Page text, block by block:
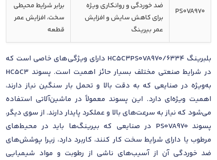
PS0VA970
ضد خوردگی و روانکاری ویژه
برای کاهش سایش و افزایش
عمر بیرینگ
برابر شرایط محیطی
سخت، افزایش عمر
قطعه
بلبرینگ 6334/HC5C3PS0VA970 دارای ویژگی‌های خاصی است که
در شرایط صنعتی مختلف بسیار حائز اهمیت است. پسوند HC5C3
به‌ویژه در صنایعی که به دقت بالا و تحمل بار سنگین نیاز دارند،
اهمیت ویژه‌ای دارد. این پسوند معمولاً در ماشین‌آلاتی استفاده
می‌شود که نیاز به سرعت‌های بالا و عملکرد پایدار دارند. از سوی دیگر،
پسوند PS0VA970 در صنایعی که بیرینگ‌ها باید در محیط‌های
مرطوب یا دارای شرایط سخت کار کنند، کاربرد دارد، زیرا پوشش‌های
ضد خوردگی آن از آسیب‌های ناشی از رطوبت و مواد شیمیایی